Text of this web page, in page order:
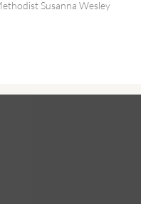
Susanna Wesley